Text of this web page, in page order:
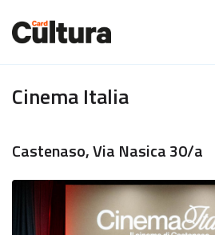
Cinema Italia
Castenaso, Via Nasica 30/a